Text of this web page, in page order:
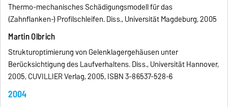
Thermo-mechanisches Schädigungsmodell für das
(Zahnflanken-) Profilschleifen. Diss., Universität Magdeburg, 2005
Martin Olbrich
Strukturoptimierung von Gelenklagergehäusen unter
Berücksichtigung des Laufverhaltens. Diss., Universität Hannover,
2005, CUVILLIER Verlag, 2005, ISBN 3-86537-528-6
2004